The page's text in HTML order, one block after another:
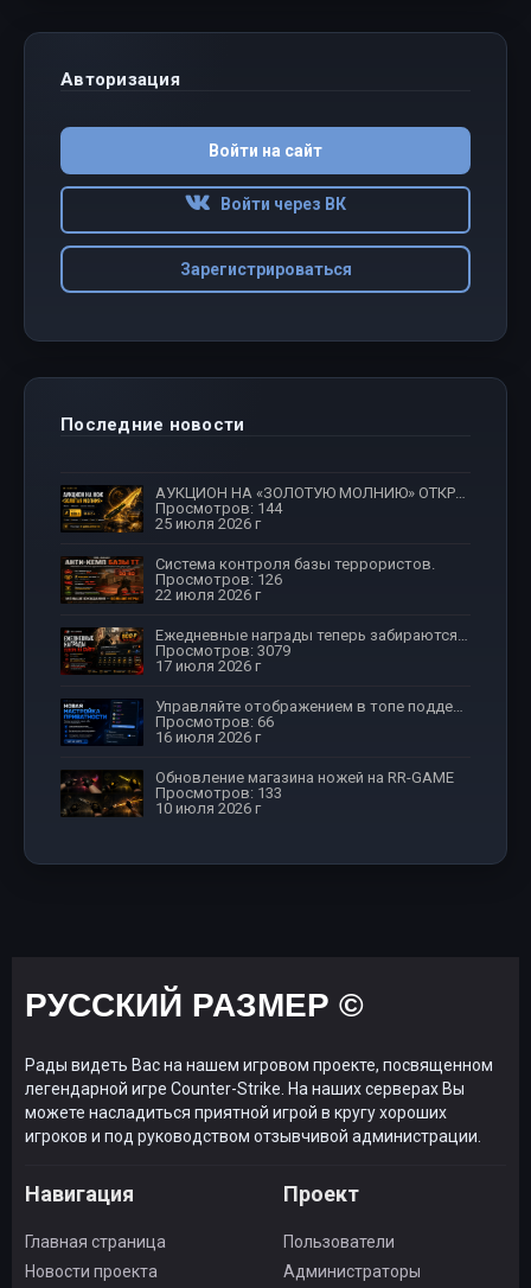
Авторизация
Войти на сайт
Войти через ВК
Зарегистрироваться
Последние новости
АУКЦИОН НА «ЗОЛОТУЮ МОЛНИЮ» ОТКРЫТ!
Просмотров: 144
25 июля 2026 г
Система контроля базы террористов.
Просмотров: 126
22 июля 2026 г
Ежедневные награды теперь забираются на сайте
Просмотров: 3079
17 июля 2026 г
Управляйте отображением в топе поддержки
Просмотров: 66
16 июля 2026 г
Обновление магазина ножей на RR-GAME
Просмотров: 133
10 июля 2026 г
РУССКИЙ РАЗМЕР ©
Рады видеть Вас на нашем игровом проекте, посвященном
легендарной игре Counter-Strike. На наших серверах Вы
можете насладиться приятной игрой в кругу хороших
игроков и под руководством отзывчивой администрации.
Навигация
Главная страница
Новости проекта
Проект
Пользователи
Администраторы